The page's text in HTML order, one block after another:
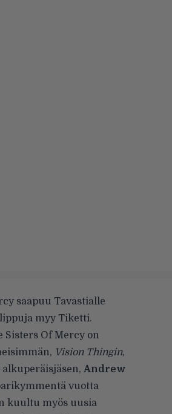
saapuu Tavastialle
myy Tiketti.
Sisters Of Mercy on
Vision Thingin,
Andrew
vuotta
kuultu myös uusia